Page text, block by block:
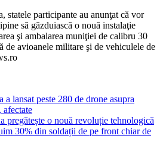
statele participante au anunţat că vor
să găzduiască o nouă instalaţie
şi ambalarea muniţiei de calibru 30
de avioanele militare şi de vehiculele de
a lansat peste 280 de drone asupra
pregătește o nouă revoluție tehnologică
30% din soldații de pe front chiar de